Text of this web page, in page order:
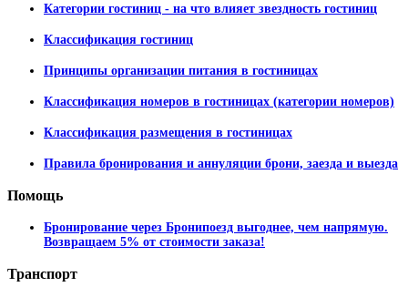
Категории гостиниц - на что влияет звездность гостиниц
Классификация гостиниц
Принципы организации питания в гостиницах
Классификация номеров в гостиницах (категории номеров)
Классификация размещения в гостиницах
Правила бронирования и аннуляции брони, заезда и выезда
Помощь
Бронирование через Бронипоезд выгоднее, чем напрямую.
Возвращаем 5% от стоимости заказа!
Транспорт